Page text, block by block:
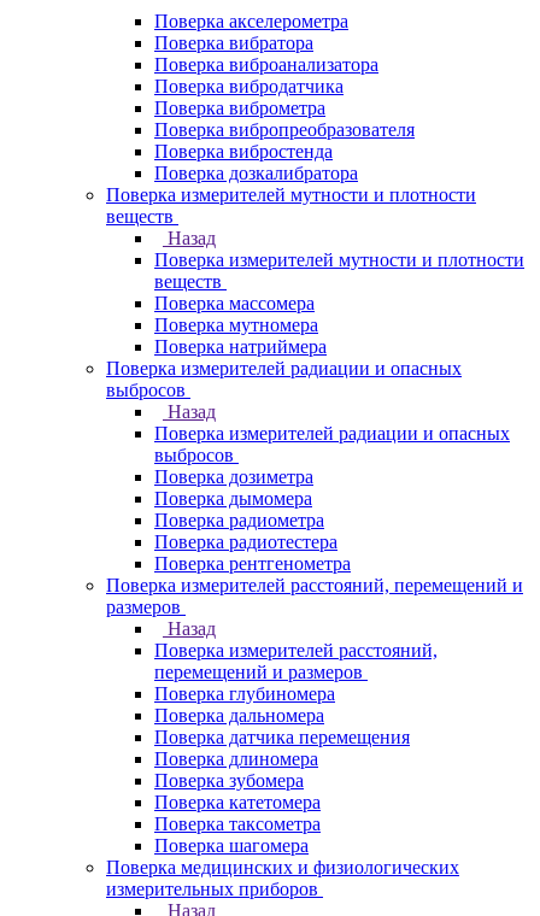
Поверка акселерометра
Поверка вибратора
Поверка виброанализатора
Поверка вибродатчика
Поверка виброметра
Поверка вибропреобразователя
Поверка вибростенда
Поверка дозкалибратора
Поверка измерителей мутности и плотности
веществ
Назад
Поверка измерителей мутности и плотности
веществ
Поверка массомера
Поверка мутномера
Поверка натриймера
Поверка измерителей радиации и опасных
выбросов
Назад
Поверка измерителей радиации и опасных
выбросов
Поверка дозиметра
Поверка дымомера
Поверка радиометра
Поверка радиотестера
Поверка рентгенометра
Поверка измерителей расстояний, перемещений и
размеров
Назад
Поверка измерителей расстояний,
перемещений и размеров
Поверка глубиномера
Поверка дальномера
Поверка датчика перемещения
Поверка длиномера
Поверка зубомера
Поверка катетомера
Поверка таксометра
Поверка шагомера
Поверка медицинских и физиологических
измерительных приборов
Назад